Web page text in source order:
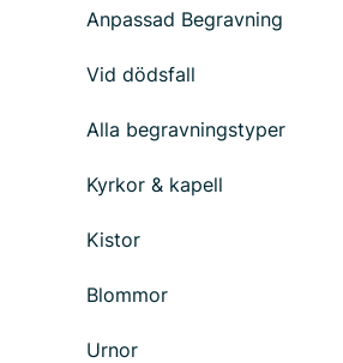
Anpassad Begravning
Vid dödsfall
Alla begravningstyper
Kyrkor & kapell
Kistor
Blommor
Urnor